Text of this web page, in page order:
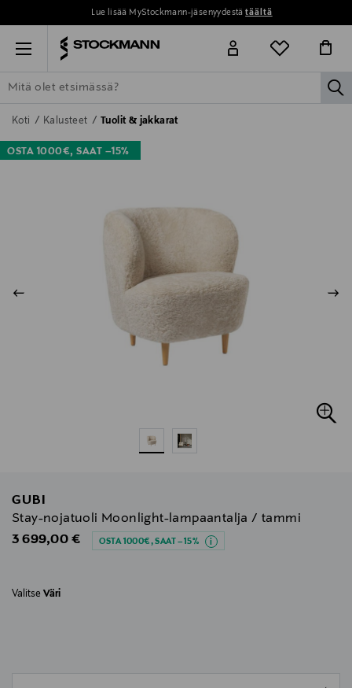
Lue lisää MyStockmann-jäsenyydestätäältä
Menu
ETSI KAIKKI NAISET MIEHET
Koti Kalusteet Tuolit & jakkarat
OSTA 1000€, SAAT –15%
GUBI
Stay-nojatuoli Moonlight-lampaantalja / tammi
Original Price
3 699,00 € OSTA 1000€, SAAT –15%
Valitse Väri